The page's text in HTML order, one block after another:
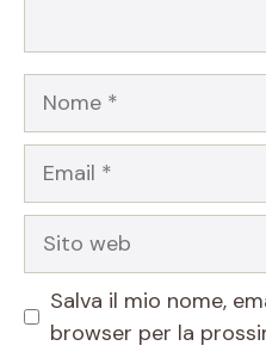
Sito
Salva il mio nome,
browser per la